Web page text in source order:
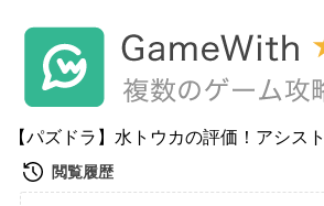
【パズドラ】水トウカの評価！アシス